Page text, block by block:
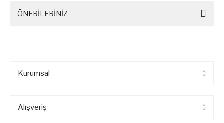
ÖNERİLERİNİZ
Kurumsal
Alışveriş